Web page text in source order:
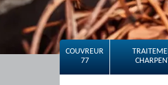
COUVREUR
77